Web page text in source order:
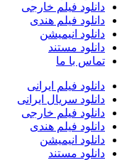
دانلود فیلم خارجی
دانلود فیلم هندی
دانلود انیمیشن
دانلود مستند
تماس با ما
دانلود فیلم ایرانی
دانلود سریال ایرانی
دانلود فیلم خارجی
دانلود فیلم هندی
دانلود انیمیشن
دانلود مستند